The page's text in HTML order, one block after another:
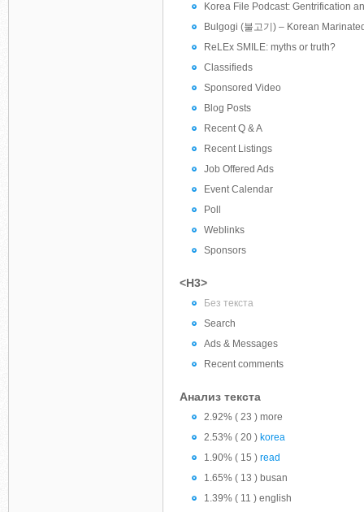
Korea File Podcast: Gentrification
Bulgogi (불고기) – Korean
ReLEx SMILE: myths or truth?
Classifieds
Sponsored Video
Blog Posts
Recent Q & A
Recent Listings
Job Offered Ads
Event Calendar
Poll
Weblinks
Sponsors
<H3>
Без текста
Search
Ads & Messages
Recent comments
Анализ текста
2.92% ( 23 ) more
2.53% ( 20 ) korea
1.90% ( 15 ) read
1.65% ( 13 ) busan
1.39% ( 11 ) english